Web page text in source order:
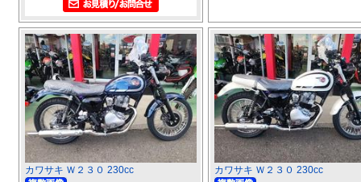
カワサキ Ｗ２３０ 230cc カワサキ Ｗ２３０ 230cc